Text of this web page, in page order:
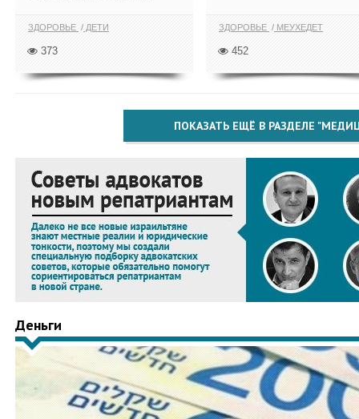
ЗДОРОВЬЕ ДЕТИ
373
ЗДОРОВЬЕ МЕУХЕДЕТ
452
ПОКАЗАТЬ ЕЩЁ В РАЗДЕЛЕ
Деньги